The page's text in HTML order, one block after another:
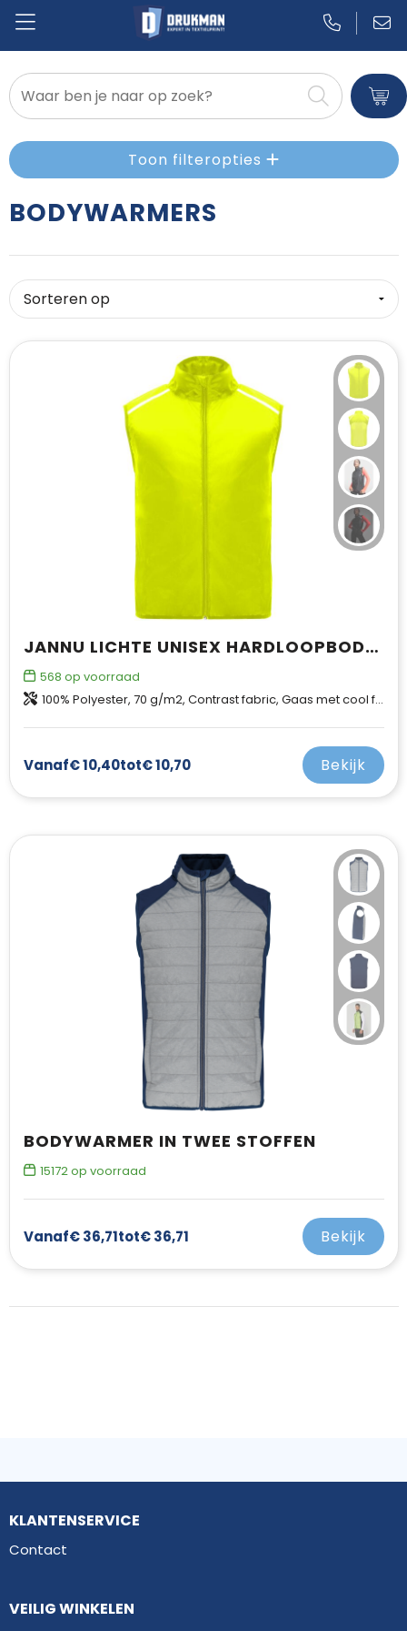
Badtextiel en Douche
Caps, Hoeden en Mutsen
Dekens, Fleecedekens en Kussens
Handschoenen en Sjaals
Ondergoed, Sokken en Nachtkleding
Peuters en Baby's
Polo's
Regenkleding
Toon filteropties
BODYWARMERS
JANNU LICHTE UNISEX HARDLOOPBODYWARMER
568 op voorraad
100% Polyester, 70 g/m2, Contrast fabric, Gaas met cool fit afwerking van 100% Polyester, 70 g/m2
Vanaf€ 10,40tot€ 10,70 Bekijk
BODYWARMER IN TWEE STOFFEN
15172op voorraad
Vanaf€ 36,71tot€ 36,71 Bekijk
KLANTENSERVICE
Contact
VEILIG WINKELEN